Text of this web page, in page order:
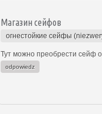
Магазин сейфов
огнестойкие сейфы
Тут можно преобрести сейф
odpowiedz